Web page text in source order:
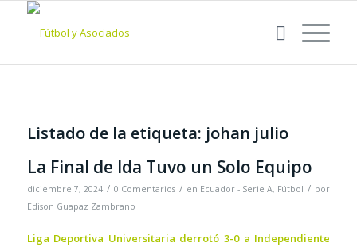
Listado de la etiqueta: johan julio
La Final de Ida Tuvo un Solo Equipo
diciembre 7, 2024 / 0 Comentarios / en Ecuador - Serie A, Fútbol / por
Edison Guapaz Zambrano
Liga Deportiva Universitaria derrotó 3-0 a Independiente